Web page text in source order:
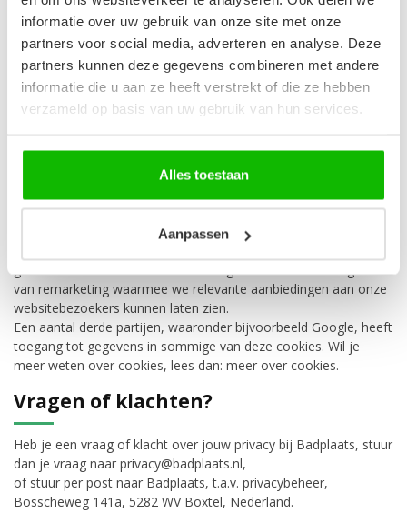
informatie over uw gebruik van onze site met onze
partners voor social media, adverteren en analyse. Deze
partners kunnen deze gegevens combineren met andere
informatie die u aan ze heeft verstrekt of die ze hebben
verzameld op basis van uw gebruik van hun services.
Alles toestaan
Aanpassen
bestellingen en persoonlijke gegevens versleuteld over het
internet worden verstuurd.
Het gebruik van cookies
Onze website maakt gebruik van cookies en vergelijkbare
wordt gebruikt om onder andere gebruiksvriendelijke functies
voor websites te maken. Heel globaal gebruiken we 1)
2) Analytische cookies voor het analyseren van het
websitegebruik en opsporen van problemen op onze website. 3)
van remarketing waarmee we relevante aanbiedingen aan onze
websitebezoekers kunnen laten zien.
Een aantal derde partijen, waaronder bijvoorbeeld Google, heeft
toegang tot gegevens in sommige van deze cookies. Wil je
meer weten over cookies, lees dan: meer over cookies.
Vragen of klachten?
Heb je een vraag of klacht over jouw privacy bij Badplaats, stuur
dan je vraag naar privacy@badplaats.nl,
of stuur per post naar Badplaats, t.a.v. privacybeheer,
Bosscheweg 141a, 5282 WV Boxtel, Nederland.